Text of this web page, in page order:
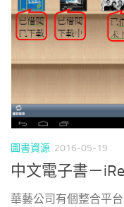
圖書資源 2016-05-19
中文電子書－
華藝公司有個整合平